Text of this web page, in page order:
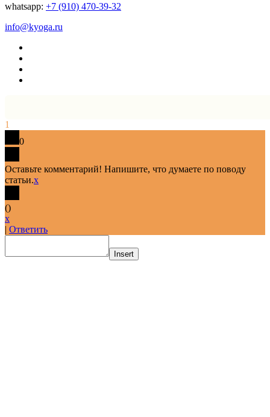
whatsapp: +7 (910) 470-39-32
info@kyoga.ru
1
0
Оставьте комментарий! Напишите, что думаете по поводу
статьи.x
()
x
| Ответить
Insert